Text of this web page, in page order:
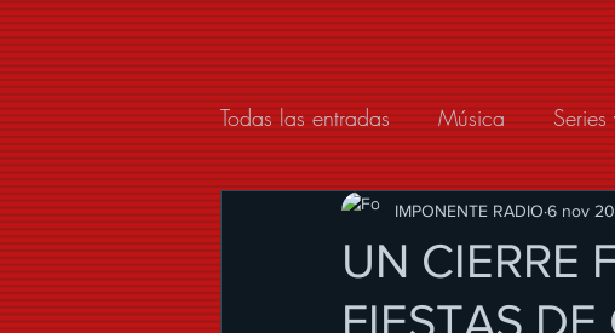
Todas las entradas Música Series
Modo de Vida
UN CIERRE
FIESTAS
IMPONENTE RADIO 6 nov